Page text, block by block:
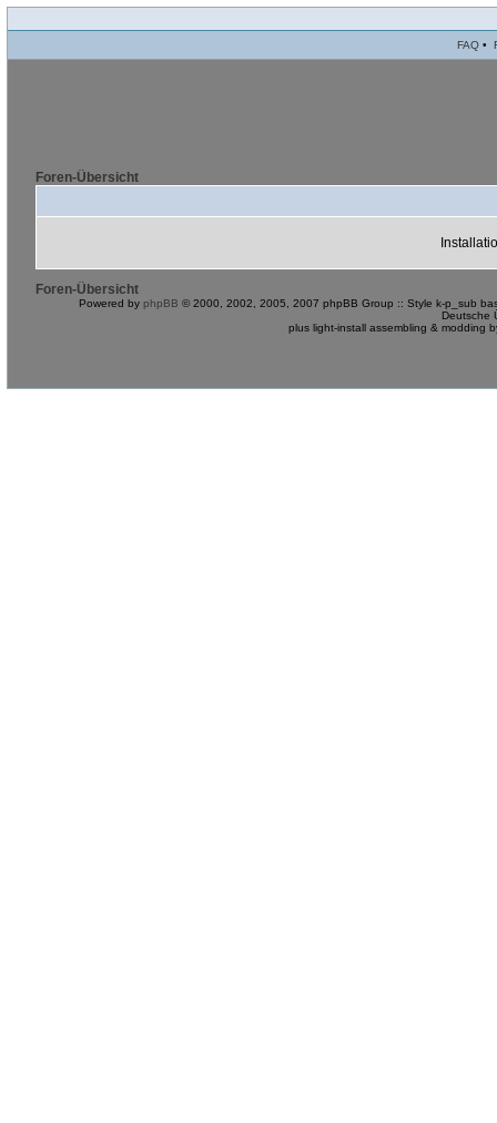
FAQ •
Foren-Übersicht
Foren-Übersicht
Powered by phpBB © 2000, 2002, 2005, 2007 phpBB Group :: Style k-p_sub
Deutsche
plus light-install assembling & modding